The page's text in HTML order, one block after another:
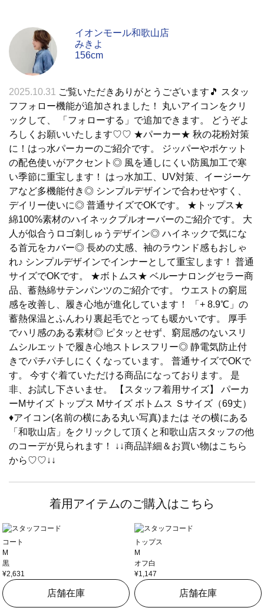
イオンモール和歌山店
みきよ
156cm
2025.10.31
ご覧いただきありがとうございます🎵 スタッ
フフォロー機能が追加されました！ 丸いアイコンをクリ
ックして、 「フォローする」で追加できます。 どうぞよ
ろしくお願いいたします♡♡ ★パーカー★ 秋の花粉対策
に！はっ水パーカーのご紹介です。 ジッパーやポケット
の配色使いがアクセント◎ 風を通しにくい防風加工で寒
い季節に重宝します！ はっ水加工、UV対策、イージーケ
アなど多機能付き◎ シンプルデザインで合わせやすく、
デイリー使いに◎ 普通サイズでOKです。 ★トップス★
綿100%素材のハイネックプルオーバーのご紹介です。 大
人が似合うロゴ刺しゅうデザイン◎ ハイネックで気にな
る首元をカバー◎ 長めの丈感、袖のラウンド感もおしゃ
れ♪ シンプルデザインでインナーとして重宝します！ 普通
サイズでOKです。 ★ボトムス★ ベルーナロングセラー商
品、蓄熱綿サテンパンツのご紹介です。 ウエストの窮屈
感を改善し、履き心地が進化しています！ 「+ 8.9℃」の
蓄熱保温とふんわり裏起毛でとっても暖かいです。 厚手
でハリ感のある素材◎ ピタッとせず、窮屈感のないスリ
ムシルエットで履き心地ストレスフリー◎ 静電気防止付
きでパチパチしにくくなっています。 普通サイズでOKで
す。 今すぐ着ていただける商品になっております。 是
非、お試し下さいませ。 【スタッフ着用サイズ】 パーカ
ーMサイズ トップス Mサイズ ボトムス Ｓサイズ（69丈）
♦アイコン(名前の横にある丸い写真)または その横にある
「和歌山店」をクリックして頂くと和歌山店スタッフの他
のコーデが見られます！ ↓↓商品詳細＆お買い物はこちら
から♡♡↓↓
着用アイテムのご購入はこちら
コート
M
黒
¥2,631
店舗在庫
トップス
M
オフ白
¥1,147
店舗在庫